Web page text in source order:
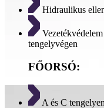
Hidraulikus
tengelyvégen
FŐORSÓ:
A és C